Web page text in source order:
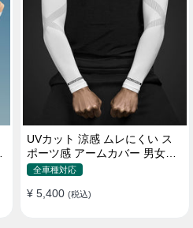
UVカット 涼感 ムレにくい ス
ポーツ感 アームカバー 男女汎
用 xs-xxl
全車種対応
¥ 5,400 (税込)